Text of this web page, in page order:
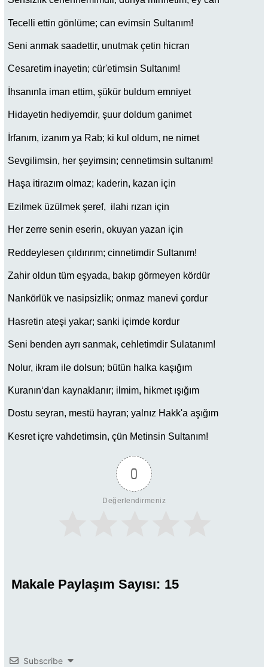
Tecelli ettin gönlüme; can evimsin Sultanım!
Seni anmak saadettir, unutmak çetin hicran
Cesaretim inayetin; cür'etimsin Sultanım!
İhsanınla iman ettim, şükür buldum emniyet
Hidayetin hediyemdir, şuur doldum ganimet
İrfanım, izanım ya Rab; ki kul oldum, ne nimet
Sevgilimsin, her şeyimsin; cennetimsin sultanım!
Haşa itirazım olmaz; kaderin, kazan için
Ezilmek üzülmek şeref, ilahi rızan için
Her zerre senin eserin, okuyan yazan için
Reddeylesen çıldırırım; cinnetimdir Sultanım!
Zahir oldun tüm eşyada, bakıp görmeyen kördür
Nankörlük ve nasipsizlik; onmaz manevi çordur
Hasretin ateşi yakar; sanki içimde kordur
Seni benden ayrı sanmak, cehletimdir Sulatanım!
Nolur, ikram ile dolsun; bütün halka kaşığım
Kuranın‘dan kaynaklanır; ilmim, hikmet ışığım
Dostu seyran, mestü hayran; yalnız Hakk'a aşığım
Kesret içre vahdetimsin, çün Metinsin Sultanım!
0
Değerlendirmeniz
Makale Paylaşım Sayısı: 15
Subscribe